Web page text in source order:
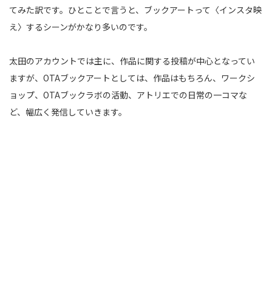
てみた訳です。ひとことで言うと、ブックアートって〈インスタ映
え〉するシーンがかなり多いのです。
太田のアカウントでは主に、作品に関する投稿が中心となってい
ますが、OTAブックアートとしては、作品はもちろん、ワークシ
ョップ、OTAブックラボの活動、アトリエでの日常の一コマな
ど、幅広く発信していきます。